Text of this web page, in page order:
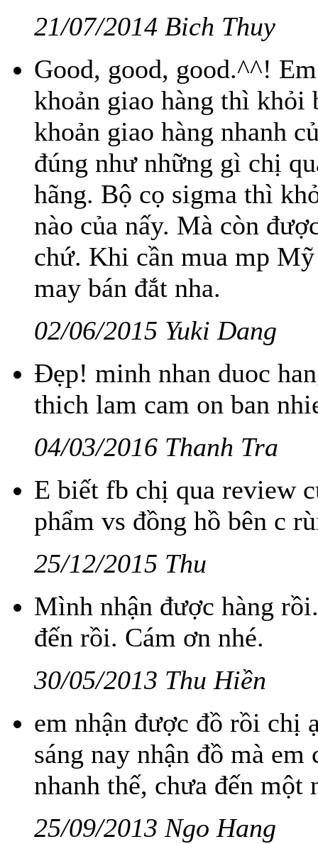
21/07/2014 Bich Thuy
Good, good, good.^^!
khoản giao hàng thì khỏi
khoản giao hàng nhanh
đúng như những gì chị
hãng. Bộ cọ sigma thì
nào của nấy. Mà còn
chứ. Khi cần mua mp
may bán đắt nha.
02/06/2015 Yuki Dang
Đẹp! minh nhan duoc
thich lam cam on ban
04/03/2016 Thanh Tra
E biết fb chị qua review
phẩm vs đồng hồ bên c
25/12/2015 Thu
Mình nhận được hàng
đến rồi. Cám ơn nhé.
30/05/2013 Thu Hiền
em nhận được đồ rồi chị
sáng nay nhận đồ mà
nhanh thế, chưa đến một
25/09/2013 Ngo Hang